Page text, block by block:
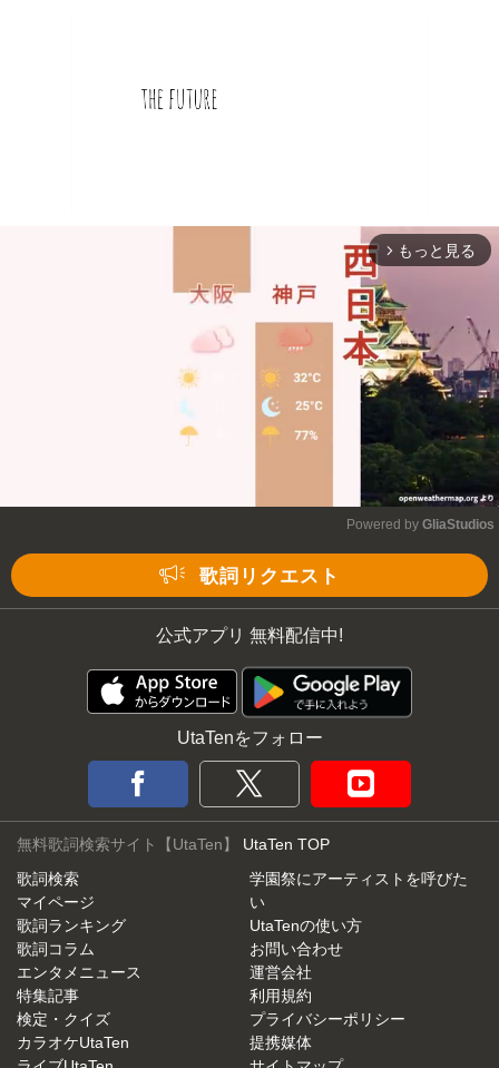
arrow_forward_ios もっと見る
Powered by GliaStudios
歌詞リクエスト
公式アプリ 無料配信中!
UtaTenをフォロー
無料歌詞検索サイト【UtaTen】 UtaTen TOP
歌詞検索
マイページ
歌詞ランキング
歌詞コラム
エンタメニュース
特集記事
検定・クイズ
カラオケUtaTen
学園祭にアーティストを呼びた
い
UtaTenの使い方
お問い合わせ
運営会社
利用規約
プライバシーポリシー
提携媒体